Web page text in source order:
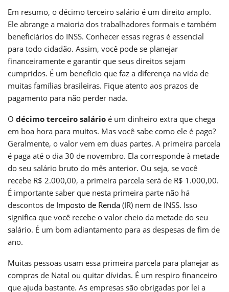
Em resumo, o décimo terceiro salário é um direito amplo.
Ele abrange a maioria dos trabalhadores formais e também
beneficiários do INSS. Conhecer essas regras é essencial
para todo cidadão. Assim, você pode se planejar
financeiramente e garantir que seus direitos sejam
cumpridos. É um benefício que faz a diferença na vida de
muitas famílias brasileiras. Fique atento aos prazos de
pagamento para não perder nada.
O décimo terceiro salário é um dinheiro extra que chega
em boa hora para muitos. Mas você sabe como ele é pago?
Geralmente, o valor vem em duas partes. A primeira parcela
é paga até o dia 30 de novembro. Ela corresponde à metade
do seu salário bruto do mês anterior. Ou seja, se você
recebe R$ 2.000,00, a primeira parcela será de R$ 1.000,00.
É importante saber que nesta primeira parte não há
descontos de Imposto de Renda (IR) nem de INSS. Isso
significa que você recebe o valor cheio da metade do seu
salário. É um bom adiantamento para as despesas de fim de
ano.
Muitas pessoas usam essa primeira parcela para planejar as
compras de Natal ou quitar dívidas. É um respiro financeiro
que ajuda bastante. As empresas são obrigadas por lei a